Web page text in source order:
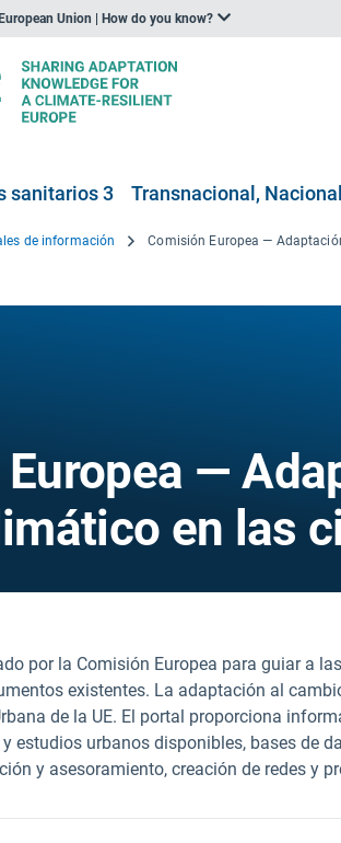
Union | How do you know?
sanitarios 3 Transnacional,
de información
—
en las
por la Comisión Europea para guiar a
existentes. La adaptación al
de la UE. El portal proporciona
estudios urbanos disponibles, bases de
y asesoramiento, creación de redes y